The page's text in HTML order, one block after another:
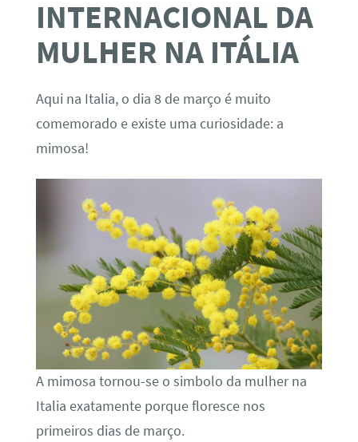
INTERNACIONAL DA
MULHER NA ITÁLIA
Aqui na Italia, o dia 8 de março é muito
comemorado e existe uma curiosidade: a
mimosa!
A mimosa tornou-se o simbolo da mulher na
Italia exatamente porque floresce nos
primeiros dias de março.